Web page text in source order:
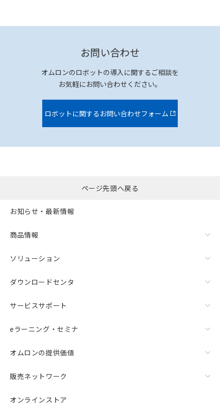
お問い合わせ
オムロンのロボットの導入に関するご相談を
お気軽にお問い合わせください。
ロボットに関するお問い合わせフォーム
ページ先頭へ戻る
お知らせ・最新情報
商品情報
ソリューション
ダウンロードセンタ
サービスサポート
eラーニング・セミナ
オムロンの提供価値
販売ネットワーク
オンラインストア